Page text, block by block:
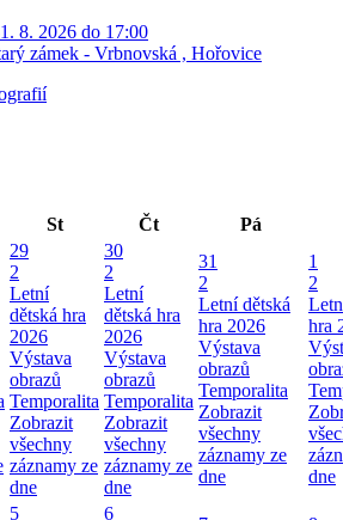
8. 2026 do 17:00
zámek - Vrbnovská , Hořovice
St Čt
Pá
29
2
Letní
dětská hra
2026
Výstava
obrazů
Temporalita
Zobrazit
všechny
záznamy ze
dne
30
2
Letní
dětská hra
2026
Výstava
obrazů
Temporalita
Zobrazit
všechny
záznamy ze
dne
31
2
Letní dětská
hra 2026
Výstava
obrazů
Temporalita
Zobrazit
všechny
záznamy ze
dne
1
2
hra
dne
5
6